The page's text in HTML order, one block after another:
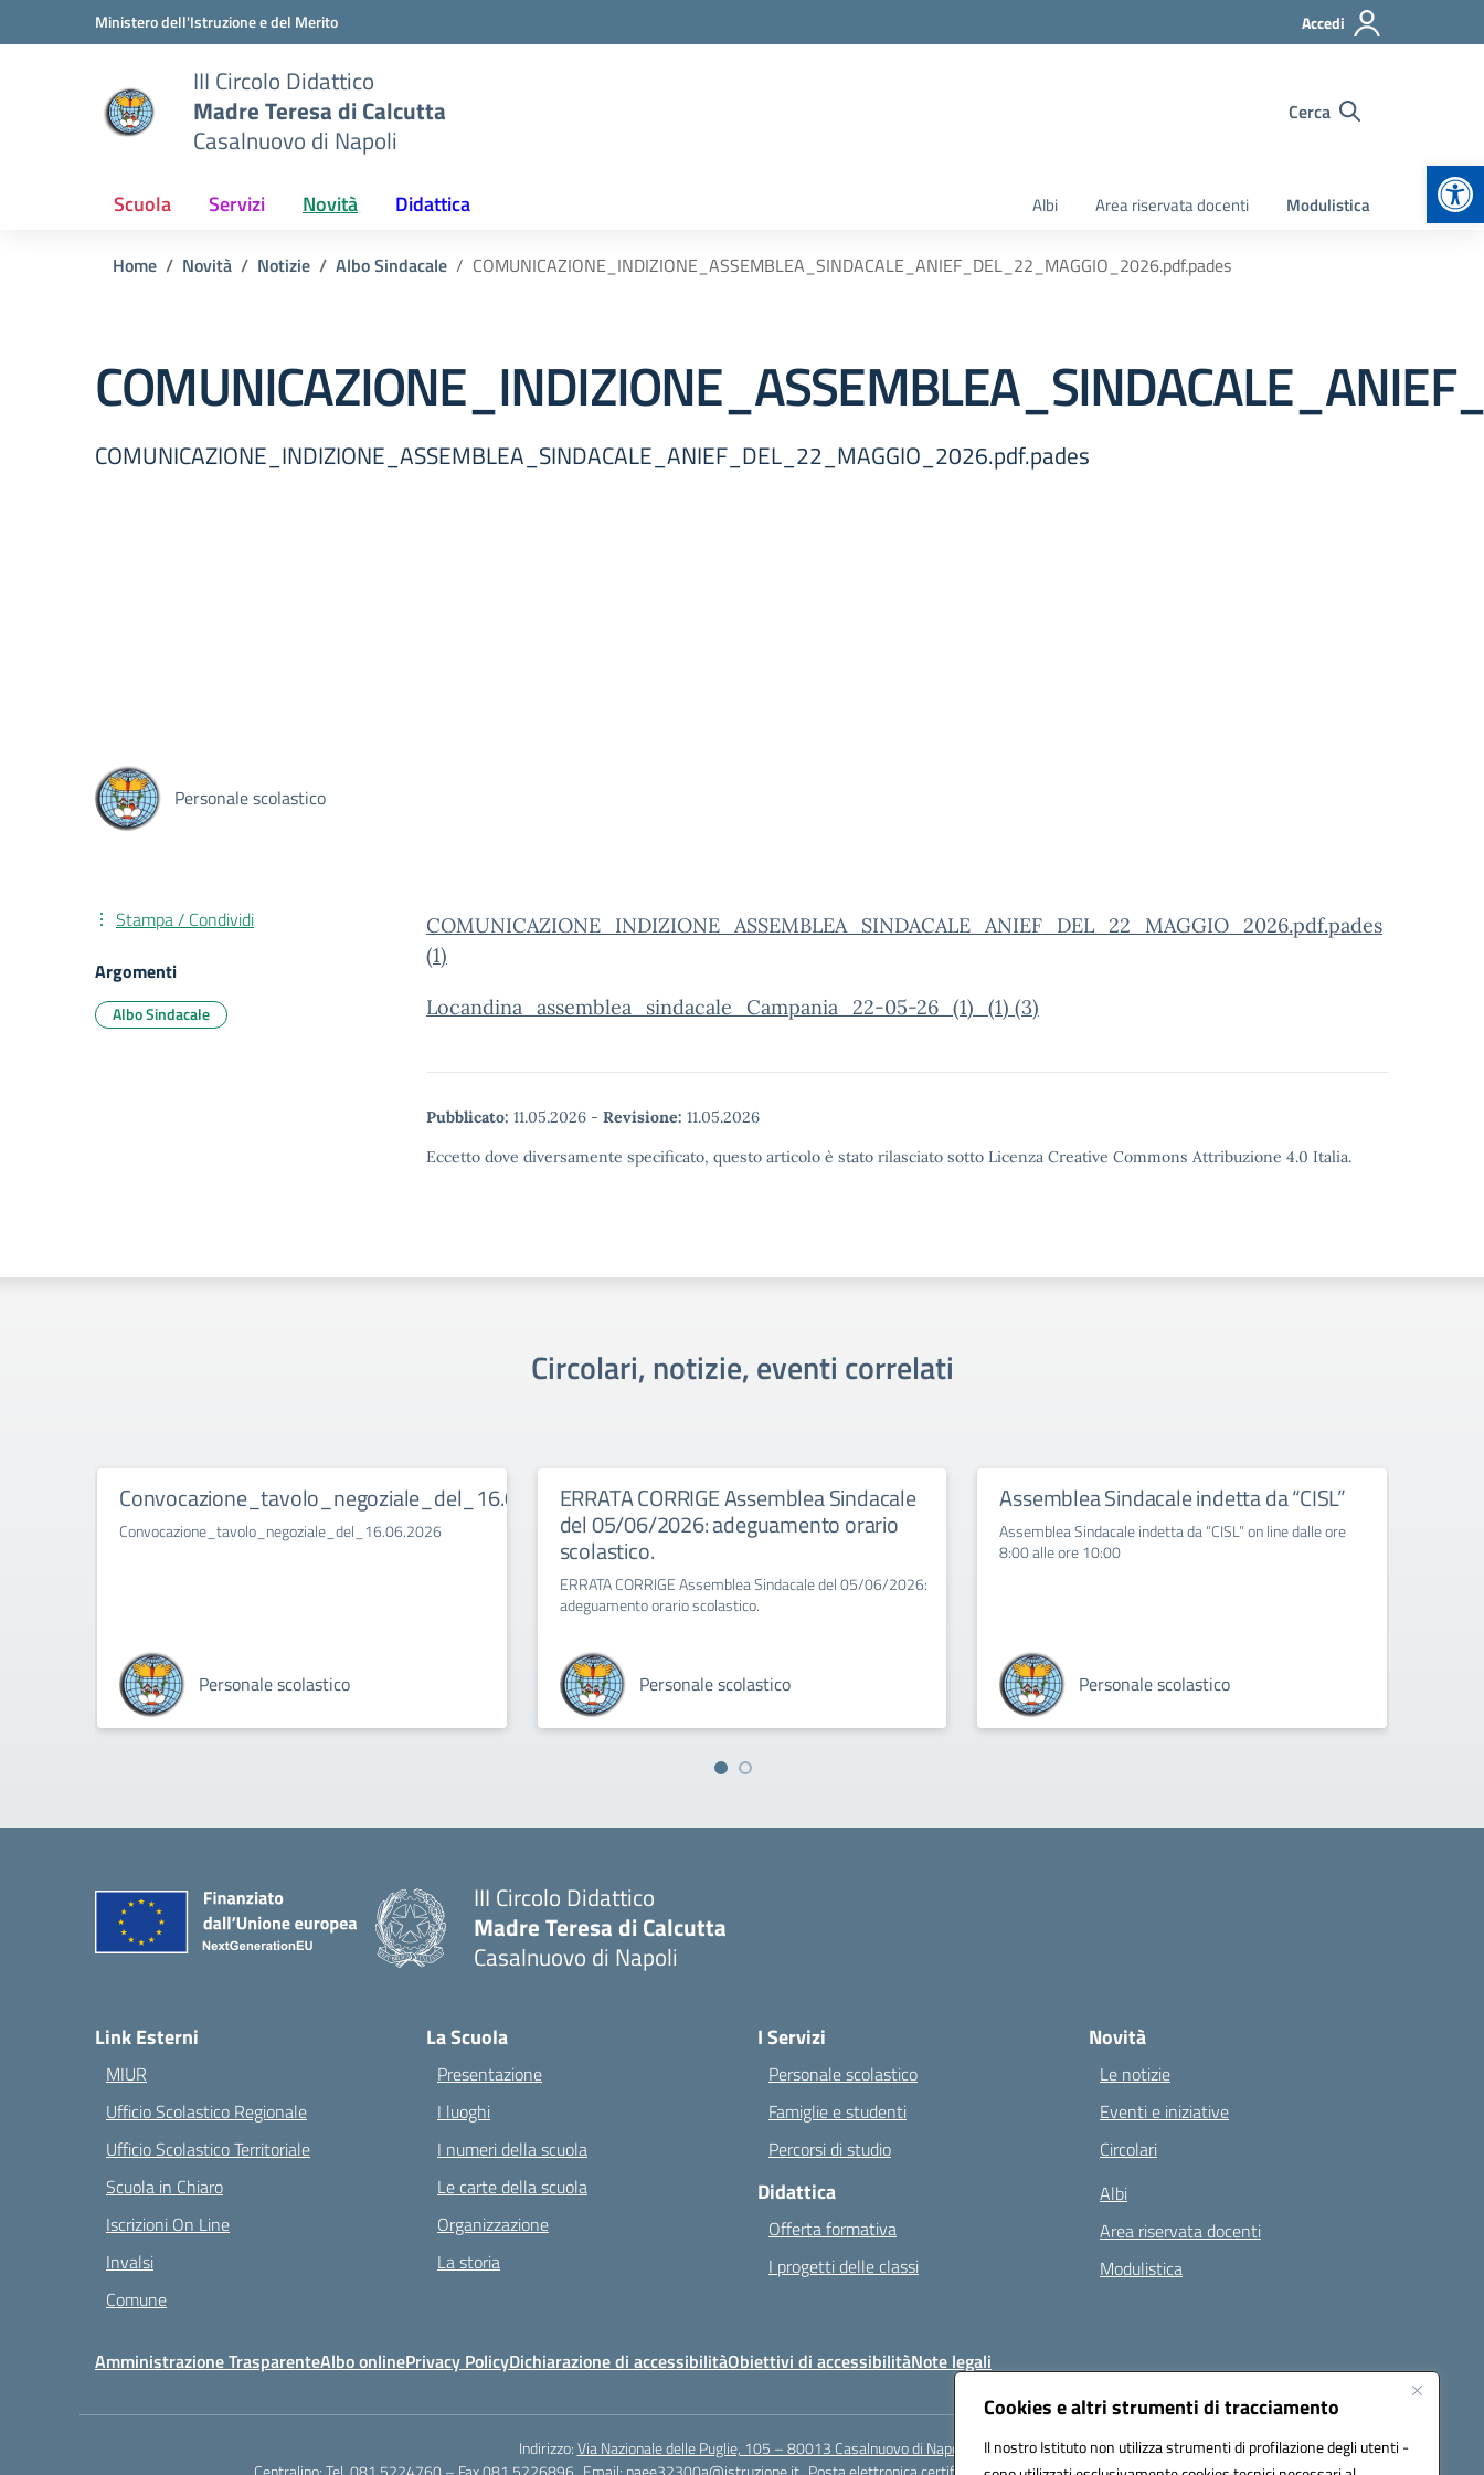
Cookies e altri strumenti di tracciamento
Il nostro Istituto non utilizza strumenti di profilazione degli utenti -
Vai ai contenuti
Vai al menu di navigazioneMinistero dell'Istruzione e del Merito Accedi
III Circolo Didattico
Madre Teresa di Calcutta
Casalnuovo di Napoli
Cerca
Scuola Servizi Novità Didattica Albi Area riservata docenti Modulistica
Home Novità Notizie Albo Sindacale COMUNICAZIONE_INDIZIONE_ASSEMBLEA_SINDACALE_ANIEF_DEL_22_MAGGIO_2026.pdf.pades
COMUNICAZIONE_INDIZIONE_ASSEMBLEA_SINDACALE_ANIEF_DEL_22_MAGGIO_2026.pdf.pades
Personale scolastico
COMUNICAZIONE_INDIZIONE_ASSEMBLEA_SINDACALE_ANIEF_DEL_22_MAGGIO_2026.pdf.pades
(1)
Locandina_assemblea_sindacale_Campania_22-05-26_(1)_(1) (3)
Pubblicato: 11.05.2026 - Revisione: 11.05.2026
Eccetto dove diversamente specificato, questo articolo è stato rilasciato sotto Licenza Creative Commons Attribuzione 4.0 Italia.
Stampa / Condividi
Argomenti
Albo Sindacale
Circolari, notizie, eventi correlati
Convocazione_tavolo_negoziale_del_16.06.2026
Convocazione_tavolo_negoziale_del_16.06.2026
Personale scolastico
ERRATA CORRIGE Assemblea Sindacale
del 05/06/2026: adeguamento orario
scolastico.
ERRATA CORRIGE Assemblea Sindacale del 05/06/2026:
adeguamento orario scolastico.
Personale scolastico
Assemblea Sindacale indetta da “CISL”
Assemblea Sindacale indetta da “CISL” on line dalle ore
8:00 alle ore 10:00
Personale scolastico
III Circolo Didattico
Madre Teresa di Calcutta
Casalnuovo di Napoli
Link Esterni
MIUR
Ufficio Scolastico Regionale
Ufficio Scolastico Territoriale
Scuola in Chiaro
Iscrizioni On Line
Invalsi
Comune
La Scuola
Presentazione
I luoghi
I numeri della scuola
Le carte della scuola
Organizzazione
La storia
I Servizi
Personale scolastico
Famiglie e studenti
Percorsi di studio
Didattica
Offerta formativa
I progetti delle classi
Novità
Le notizie
Eventi e iniziative
Circolari
Albi
Area riservata docenti
Modulistica
Amministrazione TrasparenteAlbo onlinePrivacy PolicyDichiarazione di accessibilitàObiettivi di accessibilitàNote legali
Indirizzo:Via Nazionale delle Puglie, 105 – 80013 Casalnuovo di Napoli